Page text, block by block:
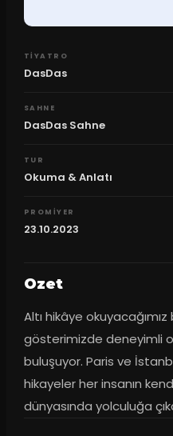
TIYATRO
DasDas
SAHNE
DasDas Sahne
TUR
Okuma & Anlatı
PROMIYER
23.10.2023
Ozet
Altı hikâye
gösterimizde deneyimli
buluşuyor. Paris ve
hikayeler her insanın
dünyasında yolculuğa